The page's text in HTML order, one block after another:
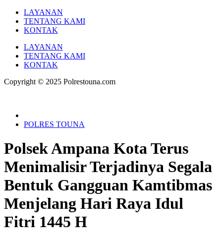
LAYANAN
TENTANG KAMI
KONTAK
LAYANAN
TENTANG KAMI
KONTAK
Copyright © 2025 Polrestouna.com
POLRES TOUNA
Polsek Ampana Kota Terus
Menimalisir Terjadinya Segala
Bentuk Gangguan Kamtibmas
Menjelang Hari Raya Idul
Fitri 1445 H